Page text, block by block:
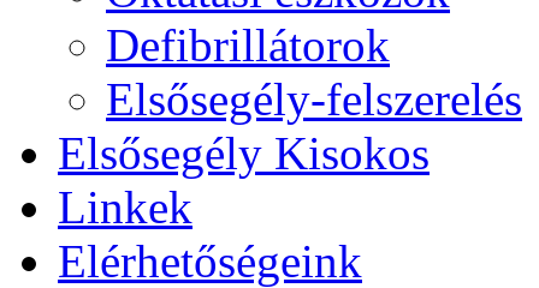
Defibrillátorok
Elsősegély-felszerelés
Elsősegély Kisokos
Linkek
Elérhetőségeink